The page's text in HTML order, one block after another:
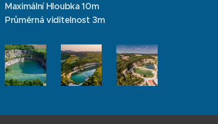
Maximální Hloubka 10m
Průměrná viditelnost 3m